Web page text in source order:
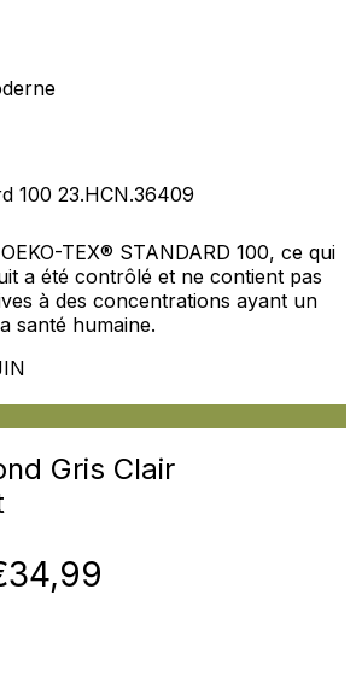
100 23.HCN.36409
TEX® STANDARD 100, ce qui
a été contrôlé et ne contient pas
à des concentrations ayant un
santé humaine.
Gris Clair
34,99